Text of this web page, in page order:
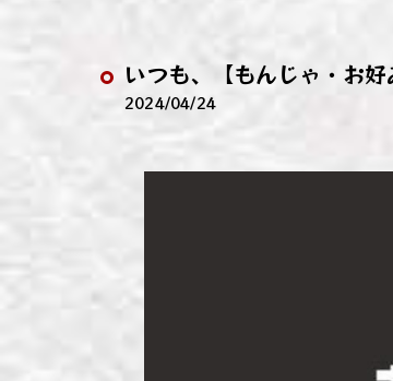
いつも、【もんじゃ・お
2024/04/24